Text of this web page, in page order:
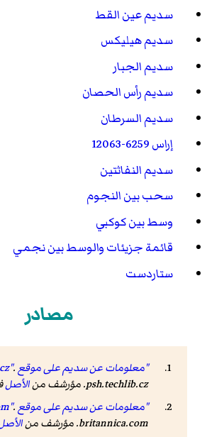
سديم عين القط
سديم هيليكس
سديم الجبار
سديم رأس الحصان
سديم السرطان
إراس 6259-12063
سديم النفاثتين
سحب بين النجوم
وسط بين كوكبي
قائمة جزيئات والوسط بين نجمي
ستاردست
مصادر
"معلومات عن سديم على موقع psh.techlib.cz".
psh.techlib.cz. مؤرشف من
الأصلفي
"معلومات عن سديم على موقع britannica.com".
britannica.com. مؤرشف من